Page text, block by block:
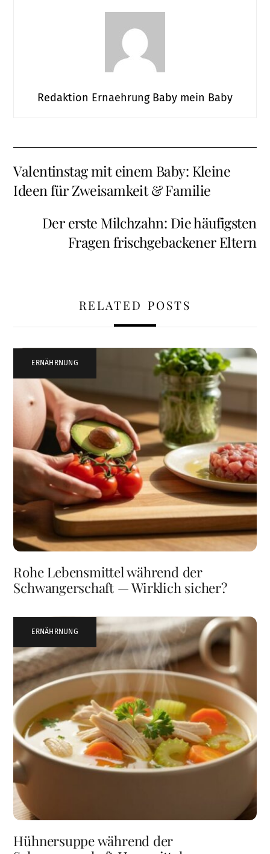
Redaktion Ernaehrung Baby mein Baby
Valentinstag mit einem Baby: Kleine
Ideen für Zweisamkeit & Familie
Der erste Milchzahn: Die häufigsten
Fragen frischgebackener Eltern
RELATED POSTS
ERNÄHRNUNG
Rohe Lebensmittel während der
Schwangerschaft — Wirklich sicher?
ERNÄHRNUNG
Hühnersuppe während der